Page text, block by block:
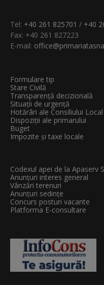
Tel: +40 261 825701 / +40
Fax: +40 261 827223
E-mail:
Formulare tip
Stare Civilă
Transparenţă decizională
Situații de urgență
Hotărâri ale Consiliului Local
Dispoziții ale primarului
Buget
Impozite și taxe locale
Codexul apei de la Apaserv
Anunțuri interes general
Vânzări terenuri
Anunțuri sedințe
Concurs posturi vacante
Platforma E-consultare